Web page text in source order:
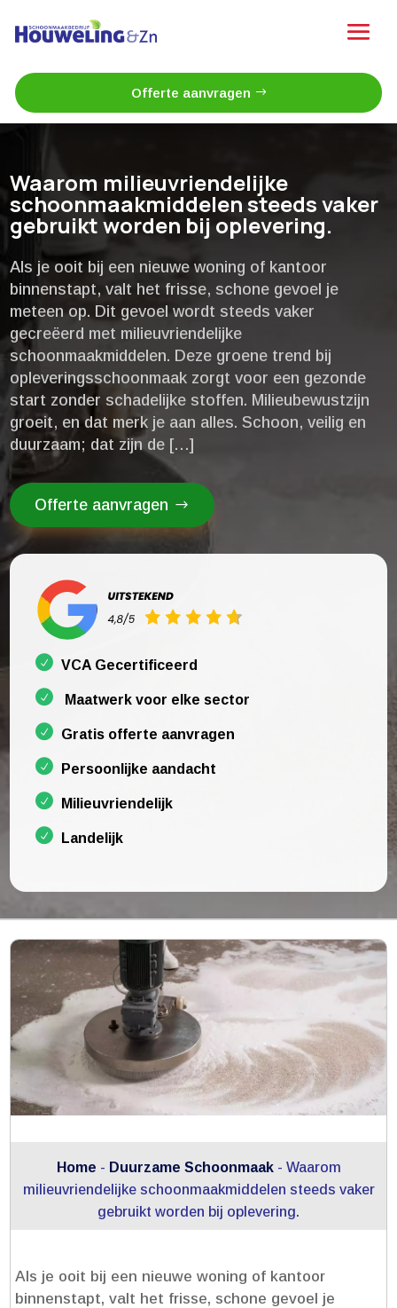
Offerte aanvragen
Waarom milieuvriendelijke
schoonmaakmiddelen steeds vaker
gebruikt worden bij oplevering.​
Als je ooit bij een nieuwe woning of kantoor
binnenstapt, valt het frisse, schone gevoel je
meteen op.​ Dit gevoel wordt steeds vaker
gecreëerd met milieuvriendelijke
schoonmaakmiddelen.​ Deze groene trend bij
opleveringsschoonmaak zorgt voor een gezonde
start zonder schadelijke stoffen.​ Milieubewustzijn
groeit, en dat merk je aan alles.​ Schoon, veilig en
duurzaam; dat zijn de […]
Offerte aanvragen
VCA Gecertificeerd
Maatwerk voor elke sector
Gratis offerte aanvragen
Persoonlijke aandacht
Milieuvriendelijk
Landelijk
Home - Duurzame Schoonmaak- Waarom
milieuvriendelijke schoonmaakmiddelen steeds vaker
gebruikt worden bij oplevering.​
Als je ooit bij een nieuwe woning of kantoor
binnenstapt, valt het frisse, schone gevoel je